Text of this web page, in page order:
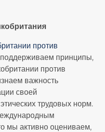
против
принципы,
против
важность
своей
трудовых норм.
мы активно оцениваем,